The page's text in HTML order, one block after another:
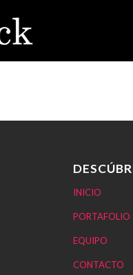
INICIO
PORTAFOLIO
EQUIPO
CONTACTO